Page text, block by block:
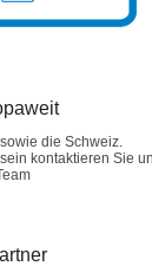
die Schweiz.
kontaktieren Sie